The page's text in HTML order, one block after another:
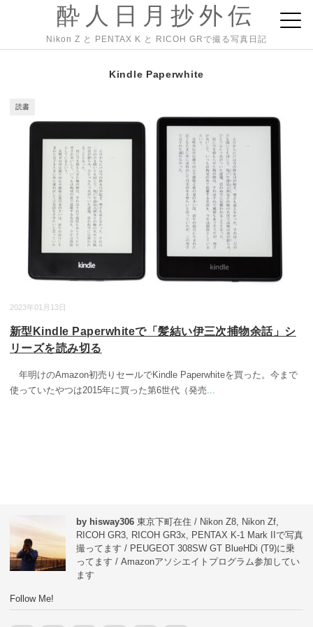
酔人日月抄外伝
Nikon Z と PENTAX K と RICOH GRで撮る写真日記
Kindle Paperwhite
2023年01月13日
読書
新型Kindle Paperwhiteで「髪結い伊三次捕物余話」シ
リーズを読み切る
年明けのAmazon初売りセールでKindle Paperwhiteを買った。今まで
使っていたやつは2015年に買った第6世代（発売...
by hisway306 東京下町在住 / Nikon Z8, Nikon Zf,
RICOH GR3, RICOH GR3x, PENTAX K-1 Mark IIで写真
撮ってます / PEUGEOT 308SW GT BlueHDi (T9)に乗
ってます / Amazonアソシエイトプログラム参加してい
ます
Follow Me!